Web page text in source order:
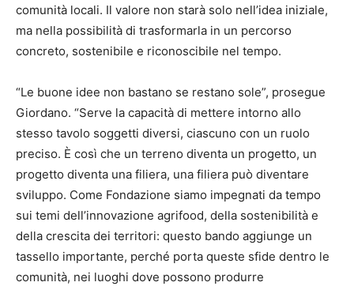
comunità locali. Il valore non starà solo nell’idea iniziale,
ma nella possibilità di trasformarla in un percorso
concreto, sostenibile e riconoscibile nel tempo.
“Le buone idee non bastano se restano sole”, prosegue
Giordano. “Serve la capacità di mettere intorno allo
stesso tavolo soggetti diversi, ciascuno con un ruolo
preciso. È così che un terreno diventa un progetto, un
progetto diventa una filiera, una filiera può diventare
sviluppo. Come Fondazione siamo impegnati da tempo
sui temi dell’innovazione agrifood, della sostenibilità e
della crescita dei territori: questo bando aggiunge un
tassello importante, perché porta queste sfide dentro le
comunità, nei luoghi dove possono produrre